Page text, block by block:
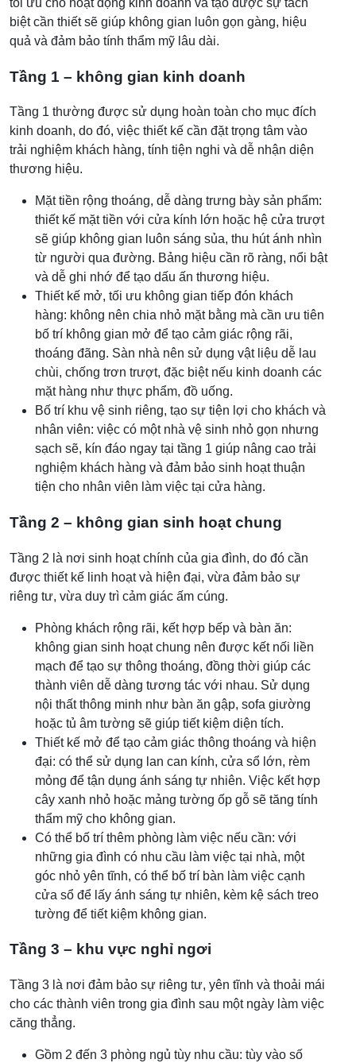
biệt cần thiết sẽ giúp không gian luôn gọn gàng, hiệu
quả và đảm bảo tính thẩm mỹ lâu dài.
Tầng 1 – không gian kinh doanh
Tầng 1 thường được sử dụng hoàn toàn cho mục đích
kinh doanh, do đó, việc thiết kế cần đặt trọng tâm vào
trải nghiệm khách hàng, tính tiện nghi và dễ nhận diện
thương hiệu.
Mặt tiền rộng thoáng, dễ dàng trưng bày sản phẩm:
thiết kế mặt tiền với cửa kính lớn hoặc hệ cửa trượt
sẽ giúp không gian luôn sáng sủa, thu hút ánh nhìn
từ người qua đường. Bảng hiệu cần rõ ràng, nổi bật
và dễ ghi nhớ để tạo dấu ấn thương hiệu.
Thiết kế mở, tối ưu không gian tiếp đón khách
hàng: không nên chia nhỏ mặt bằng mà cần ưu tiên
bố trí không gian mở để tạo cảm giác rộng rãi,
thoáng đãng. Sàn nhà nên sử dụng vật liệu dễ lau
chùi, chống trơn trượt, đặc biệt nếu kinh doanh các
mặt hàng như thực phẩm, đồ uống.
Bố trí khu vệ sinh riêng, tạo sự tiện lợi cho khách và
nhân viên: việc có một nhà vệ sinh nhỏ gọn nhưng
sạch sẽ, kín đáo ngay tại tầng 1 giúp nâng cao trải
nghiệm khách hàng và đảm bảo sinh hoạt thuận
tiện cho nhân viên làm việc tại cửa hàng.
Tầng 2 – không gian sinh hoạt chung
Tầng 2 là nơi sinh hoạt chính của gia đình, do đó cần
được thiết kế linh hoạt và hiện đại, vừa đảm bảo sự
riêng tư, vừa duy trì cảm giác ấm cúng.
Phòng khách rộng rãi, kết hợp bếp và bàn ăn:
không gian sinh hoạt chung nên được kết nối liền
mạch để tạo sự thông thoáng, đồng thời giúp các
thành viên dễ dàng tương tác với nhau. Sử dụng
nội thất thông minh như bàn ăn gập, sofa giường
hoặc tủ âm tường sẽ giúp tiết kiệm diện tích.
Thiết kế mở để tạo cảm giác thông thoáng và hiện
đại: có thể sử dụng lan can kính, cửa sổ lớn, rèm
mỏng để tận dụng ánh sáng tự nhiên. Việc kết hợp
cây xanh nhỏ hoặc mảng tường ốp gỗ sẽ tăng tính
thẩm mỹ cho không gian.
Có thể bố trí thêm phòng làm việc nếu cần: với
những gia đình có nhu cầu làm việc tại nhà, một
góc nhỏ yên tĩnh, có thể bố trí bàn làm việc cạnh
cửa sổ để lấy ánh sáng tự nhiên, kèm kệ sách treo
tường để tiết kiệm không gian.
Tầng 3 – khu vực nghỉ ngơi
Tầng 3 là nơi đảm bảo sự riêng tư, yên tĩnh và thoải mái
cho các thành viên trong gia đình sau một ngày làm việc
căng thẳng.
Gồm 2 đến 3 phòng ngủ tùy nhu cầu: tùy vào số